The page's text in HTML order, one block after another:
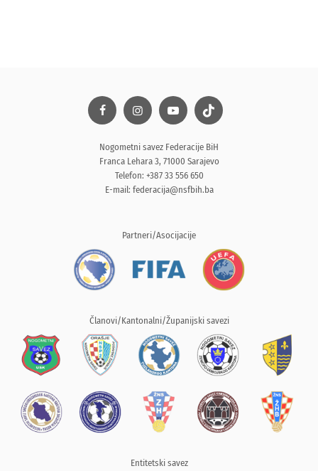
Nogometni savez Federacije BiH
Franca Lehara 3, 71000 Sarajevo
Telefon: +387 33 556 650
E-mail: federacija@nsfbih.ba
Partneri/Asocijacije
Članovi/Kantonalni/Županijski savezi
Entitetski savez